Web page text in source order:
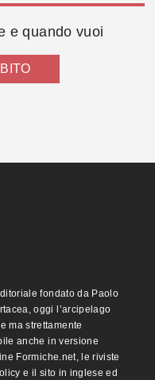
e quando vuoi
fondato da Paolo
oggi l’arcipelago
ma strettamente
anche in versione
Formiche.net, le riviste
e il sito in inglese ed